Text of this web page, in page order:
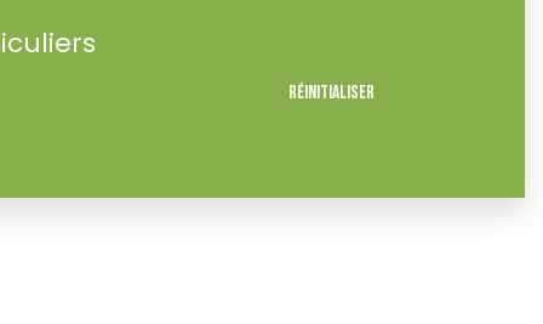
Réinitialiser